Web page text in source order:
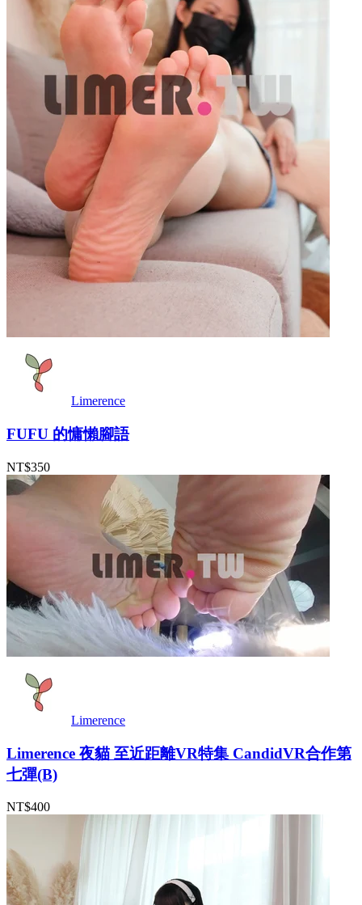
Limerence
FUFU 的慵懶腳語
NT$350
Limerence
Limerence 夜貓 至近距離VR特集 CandidVR合作第
七彈(B)
NT$400